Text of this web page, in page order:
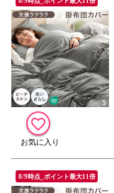
8/9時点_ポイント最大11倍